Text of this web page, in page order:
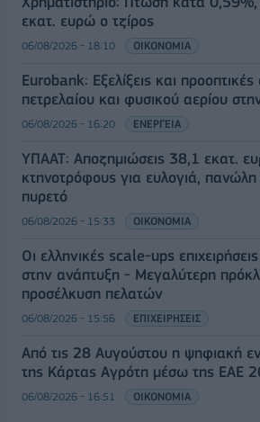
εκατ. ευρώ ο τζίρος
06/08/2026 - 18:10 ΟΙΚΟΝΟΜΙΑ
Eurobank: Εξελίξεις και προοπτικές
πετρελαίου και φυσικού αερίου
06/08/2026 - 16:20 ΕΝΕΡΓΕΙΑ
ΥΠΑΑΤ: Αποζημιώσεις 38,1 εκατ.
κτηνοτρόφους για ευλογιά,
πυρετό
06/08/2026 - 15:33 ΟΙΚΟΝΟΜΙΑ
Οι ελληνικές scale-ups
στην ανάπτυξη - Μεγαλύτερη
προσέλκυση πελατών
06/08/2026 - 15:56 ΕΠΙΧΕΙΡΗΣΕΙΣ
Από τις 28 Αυγούστου η ψηφιακή
της Κάρτας Αγρότη μέσω της ΕΑΕ
06/08/2026 - 16:51 ΟΙΚΟΝΟΜΙΑ